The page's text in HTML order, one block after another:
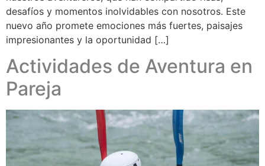
desafíos y momentos inolvidables con nosotros. Este
nuevo año promete emociones más fuertes, paisajes
impresionantes y la oportunidad […]
Actividades de Aventura en
Pareja